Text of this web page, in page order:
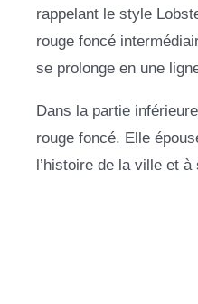
rappelant le style
rouge foncé
se prolonge en une
Dans la partie
rouge foncé. Elle
l’histoire de la ville et